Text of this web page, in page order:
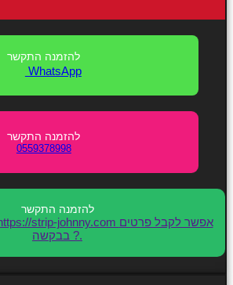
WhatsApp
0559378998
בבקשה ?.